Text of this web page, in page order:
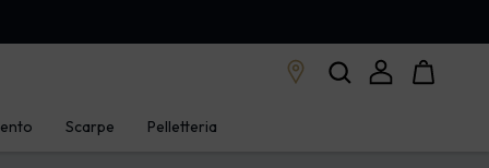
Scarpe Pelletteria